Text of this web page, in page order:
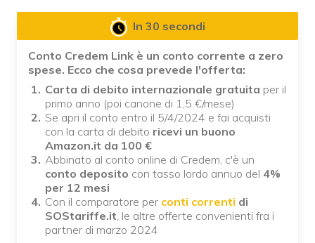
In 30 secondi
Conto Credem Link è un conto corrente a zero
spese. Ecco che cosa prevede l'offerta:
Carta di debito internazionale gratuita per il
primo anno (poi canone di 1,5 €/mese)
Se apri il conto entro il 5/4/2024 e fai acquisti
con la carta di debito ricevi un buono
Amazon.it da 100 €
Abbinato al conto online di Credem, c'è un
conto deposito con tasso lordo annuo del 4%
per 12 mesi
Con il comparatore per conti correnti di
SOStariffe.it, le altre offerte convenienti fra i
partner di marzo 2024